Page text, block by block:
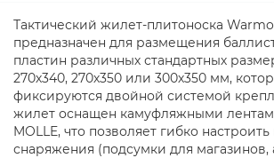
Тактический жилет-плитоноска
предназначен для размещения
пластин различных стандартных
270х340, 270х350 или 300х350 мм,
фиксируются двойной системой
жилет оснащен камуфляжными
MOLLE, что позволяет гибко
снаряжения (подсумки для магазинов,